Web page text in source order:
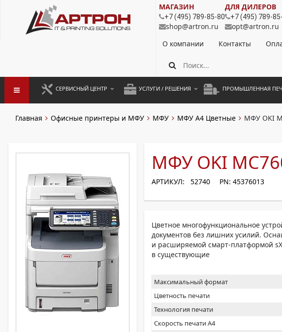
МАГАЗИН
+7 (495) 789-85-80
shop@artron.ru
ДЛЯ ДИЛЕРОВ
+7 (495) 789-
opt@artron.ru
О компании
Контакты
СЕРВИСНЫЙ ЦЕНТР
ПРОФИЛАКТИКА И ТО
РАЗОВЫЕ РЕМОНТЫ
УСЛУГИ / РЕШЕНИЯ
АРЕНДА ОБОРУДОВАНИЯ
ПРОМЫШЛЕННАЯ
Главная Офисные принтеры и МФУ МФУ МФУ А4 Цветные МФУ OKI
МФУ OKI
АРТИКУЛ: 52740 PN: 45376013
Цветное многофункциональное
документов без лишних усилий.
и расширяемой смарт-платформой
в существующие
Максимальный формат
Цветность печати
Технология печати
Скорость печати А4